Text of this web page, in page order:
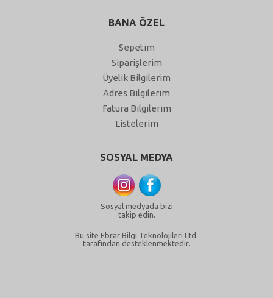
BANA ÖZEL
Sepetim
Siparişlerim
Üyelik Bilgilerim
Adres Bilgilerim
Fatura Bilgilerim
Listelerim
SOSYAL MEDYA
Sosyal medyada bizi
takip edin.
Bu site Ebrar Bilgi Teknolojileri Ltd.
tarafından desteklenmektedir.